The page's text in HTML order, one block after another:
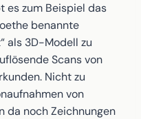
es zum Beispiel das
benannte
als 3D-Modell zu
Scans von
Nicht zu
von
da noch Zeichnungen